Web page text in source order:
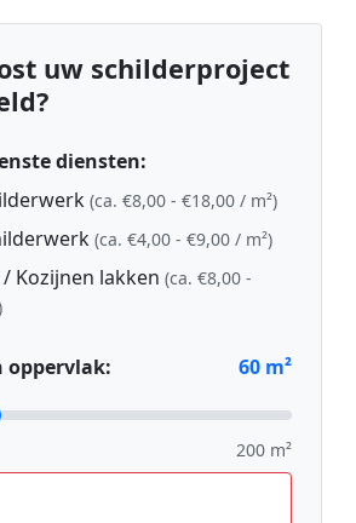
uw schilderproject
diensten:
(ca. €8,00 - €18,00 / m²)
(ca. €4,00 - €9,00 / m²)
Kozijnen lakken (ca. €8,00 -
oppervlak: 60 m²
200 m²